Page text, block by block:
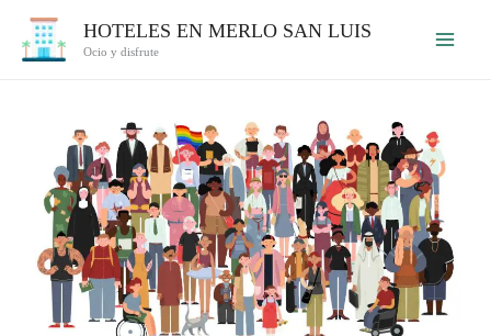
HOTELES EN MERLO SAN LUIS
Ocio y disfrute